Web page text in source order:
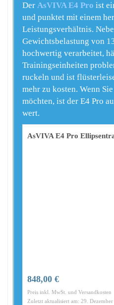
Der AsVIVA E4 Pro ist
und punktet mit einem
Leistungsverhältnis.
Gewichtsbelastung von
hochwertig verarbeitet,
Trainingseinheiten
ruckeln und ist
mehr zu kosten. Wenn
möchten, ist der E4 Pro
wert.
AsVIVA E4 Pro
848,00 €
Preis inkl. MwSt. und Versandkosten
Zuletzt aktualisiert am: 29.